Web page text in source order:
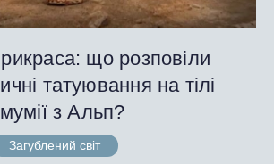
що розповіли
татуювання на тілі
з Альп?
Загублений світ